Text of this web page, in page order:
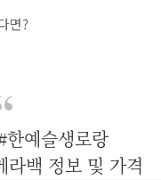
면?
예슬생로랑
라백 정보 및 가격